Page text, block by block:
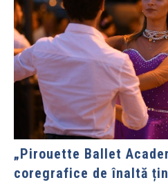
„Pirouette Ballet
coregrafice de înaltă